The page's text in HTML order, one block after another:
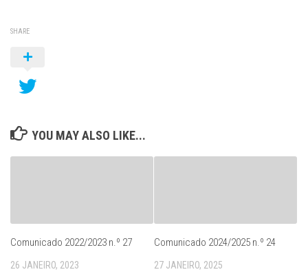
SHARE
YOU MAY ALSO LIKE...
Comunicado 2022/2023 n.º 27
26 JANEIRO, 2023
Comunicado 2024/2025 n.º 24
27 JANEIRO, 2025